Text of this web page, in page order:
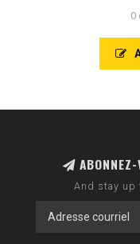
0
ABONNEZ-
And stay up